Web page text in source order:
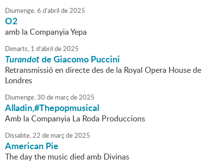
Diumenge,6 d'abril de2025
O2
amb la Companyia Yepa
Dimarts, 1 d'abril de2025
Turandotde Giacomo Puccini
Retransmissió en directe des de la Royal Opera House de
Londres
Diumenge,30 de marçde2025
Alladin,#Thepopmusical
Amb la Companyia La Roda Produccions
Dissabte,22 de marçde2025
American Pie
The day the music died amb Divinas